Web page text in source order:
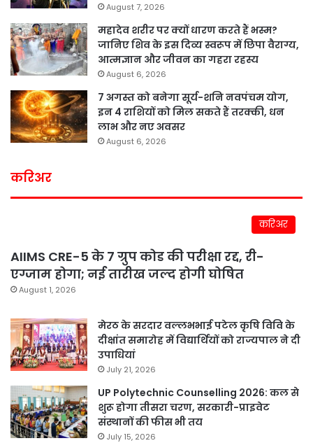
August 7, 2026
महादेव शरीर पर क्यों धारण करते हैं भस्म?
जानिए शिव के इस दिव्य स्वरूप में छिपा वैराग्य,
आत्मज्ञान और जीवन का गहरा रहस्य
August 6, 2026
7 अगस्त को बनेगा सूर्य-शनि नवपंचम योग,
इन 4 राशियों को मिल सकते हैं तरक्की, धन
लाभ और नए अवसर
August 6, 2026
करिअर
करिअर
AIIMS CRE-5 के 7 ग्रुप कोड की परीक्षा रद्द, री-
एग्जाम होगा; नई तारीख जल्द होगी घोषित
August 1, 2026
मेरठ के सरदार वल्लभभाई पटेल कृषि विवि के
दीक्षांत समारोह में विद्यार्थियों को राज्यपाल ने दी
उपाधियां
July 21, 2026
UP Polytechnic Counselling 2026: कल से
शुरू होगा तीसरा चरण, सरकारी-प्राइवेट
संस्थानों की फीस भी तय
July 15, 2026